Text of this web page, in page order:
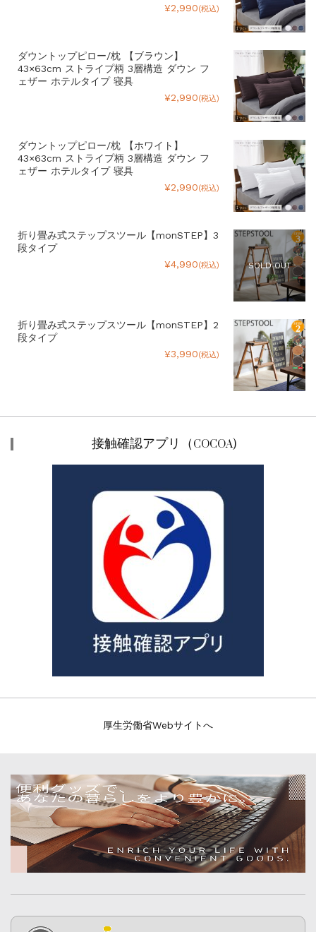
¥2,990(税込)
ダウントップピロー/枕 【ブラウン】
43×63cm ストライプ柄 3層構造 ダウン フ
ェザー ホテルタイプ 寝具
¥2,990(税込)
ダウントップピロー/枕 【ホワイト】
43×63cm ストライプ柄 3層構造 ダウン フ
ェザー ホテルタイプ 寝具
¥2,990(税込)
SOLD OUT
折り畳み式ステップスツール【monSTEP】3
段タイプ
¥4,990(税込)
折り畳み式ステップスツール【monSTEP】2
段タイプ
¥3,990(税込)
接触確認アプリ（COCOA)
厚生労働省Webサイトへ